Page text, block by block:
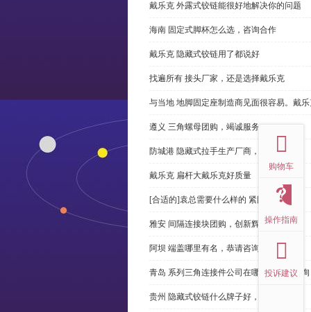
戴乐克 外露式铰链能很好地解决你的问题
海南 固定式脚杯怎么选，咨询合作
戴乐克 隐藏式铰链用了都说好
找遍所有 接头厂家，还是选择戴乐克
与当地 地脚固定座制造商见面很容易。戴
遵义 三角螺母团购，竭诚服务
防城港 隐藏式拉手生产厂商，尊重客户
戴乐克 扁杆大戴乐克好质量
[合适的]袁总需要什么样的 紧固件？
雅安 间隔连接块团购，创新辉煌
阿坝 端盖哪里有名，恭请咨询
青岛 系列三角连接件公司在哪里，免费咨询
贵州 隐藏式铰链什么牌子好，恭请来电
购物车
操作指南
投诉建议